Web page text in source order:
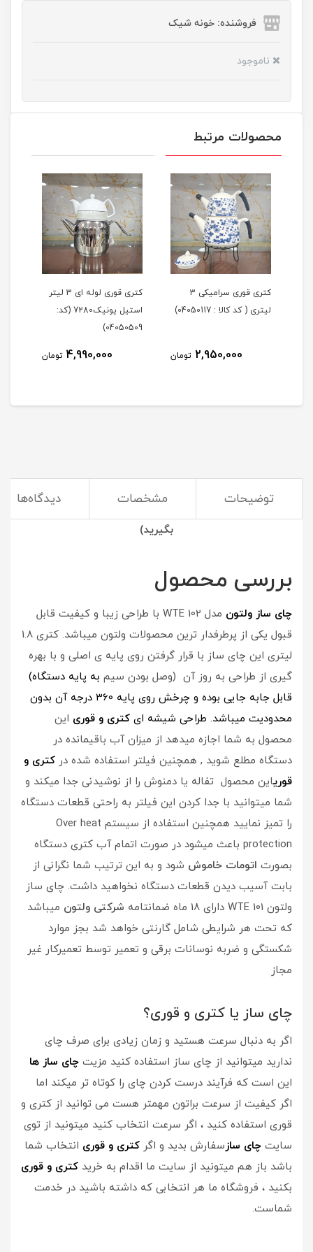
فروشنده: خونه شیک
ناموجود
محصولات مرتبط
کتری قوری سرامیکی 3
لیتری ( کد کالا : 04050117)
2,950,000 تومان
کتری قوری لوله ای 3 لیتر
استیل یونیک7280 (کد:
04050509)
4,990,000 تومان
توضیحات مشخصات دیدگاه‌ها
(با چای ساز زمان را از دست ندهید و چای خود را زودتر تحویل
بگیرید)
بررسی محصول
چای ساز ولتون
مدل WTE 102 با طراحی زیبا و کیفیت قابل
قبول یکی از پرطرفدار ترین محصولات ولتون میباشد. کتری 1.8
لیتری این چای ساز با قرار گرفتن روی پایه ی اصلی و با بهره
گیری از طراحی به روز آن (وصل بودن سیم به پایه دستگاه)
قابل جابه جایی بوده و چرخش روی پایه 360 درجه آن بدون
محدودیت میباشد. طراحی شیشه ای کتری و قوری این
محصول به شما اجازه میدهد از میزان آب باقیمانده در
دستگاه مطلع شوید , همچنین فیلتر استفاده شده در کتری و
قوریاین محصول تفاله یا دمنوش را از نوشیدنی جدا میکند و
شما میتوانید با جدا کردن این فیلتر به راحتی قطعات دستگاه
را تمیز نمایید همچنین استفاده از سیستم Over heat
protection باعث میشود در صورت اتمام آب کتری دستگاه
بصورت اتومات خاموش شود و به این ترتیب شما نگرانی از
بابت آسیب دیدن قطعات دستگاه نخواهید داشت. چای ساز
ولتون WTE 101 دارای 18 ماه ضمانتامه
شرکتی ولتون میباشد
که تحت هر شرایطی شامل گارنتی خواهد شد بجز موارد
شکستگی و ضربه نوسانات برقی و تعمیر توسط تعمیرکار غیر
مجاز
چای ساز یا کتری و قوری؟
اگر به دنبال سرعت هستید و زمان زیادی برای صرف چای
ندارید میتوانید از چای ساز استفاده کنید مزیت چای ساز ها
این است که فرآیند درست کردن چای را کوتاه تر میکند اما
اگر کیفیت از سرعت براتون مهمتر هست می توانید از کتری و
قوری استفاده کنید ، اگر سرعت انتخاب کنید میتونید از توی
سایت چای سازسفارش بدید و اگر کتری و قوری انتخاب شما
باشد باز هم میتونید از سایت ما اقدام به خرید کتری و قوری
بکنید ، فروشگاه ما هر انتخابی که داشته باشید در خدمت
شماست.